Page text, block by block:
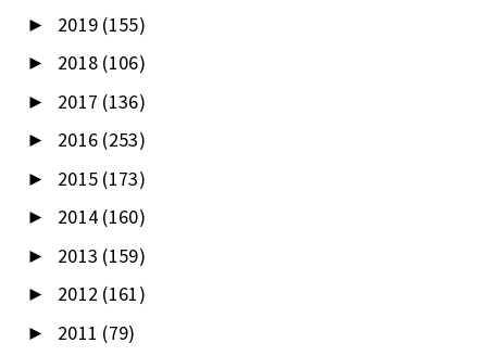
► 2019 (155)
► 2018 (106)
► 2017 (136)
► 2016 (253)
► 2015 (173)
► 2014 (160)
► 2013 (159)
► 2012 (161)
► 2011 (79)